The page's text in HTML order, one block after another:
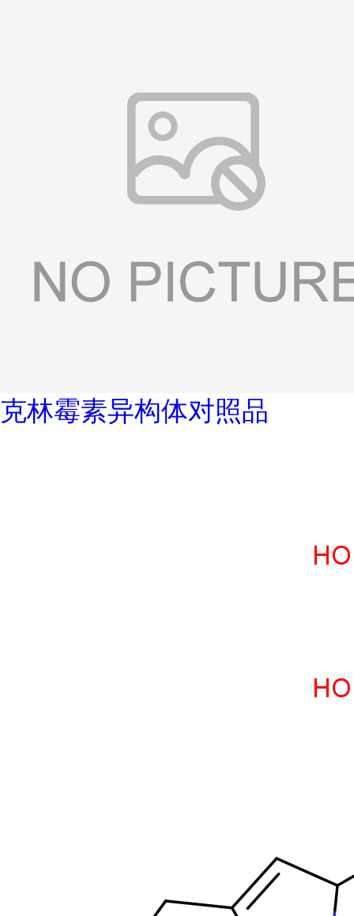
克林霉素异构体对照品